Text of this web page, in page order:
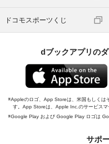
ドコモスポーツくじ
dブックアプリの
Appleのロゴ、App Storeは、米国もしくは
す。App Storeは、Apple Inc.のサービスマ
Google Play および Google Play ロゴは
サポ